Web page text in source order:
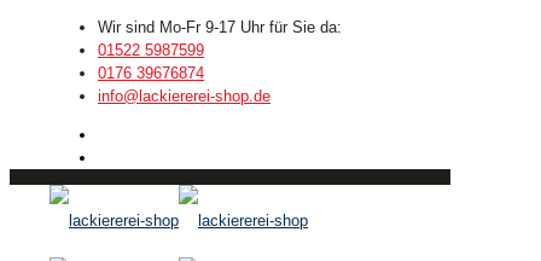
Wir sind Mo-Fr 9-17 Uhr für Sie da:
01522 5987599
0176 39676874
info@lackiererei-shop.de